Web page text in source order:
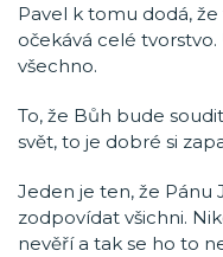
Pavel k tomu dodá,
očekává celé
všechno.
To, že Bůh bude
svět, to je dobré si
Jeden je ten, že Pánu
zodpovídat všichni.
nevěří a tak se ho to